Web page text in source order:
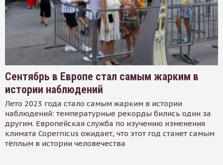
Сентябрь в Европе стал самым жарким в
истории наблюдений
Лето 2023 года стало самым жарким в истории
наблюдений: температурные рекорды бились один за
другим. Европейская служба по изучению изменения
климата Copernicus ожидает, что этот год станет самым
тёплым в истории человечества